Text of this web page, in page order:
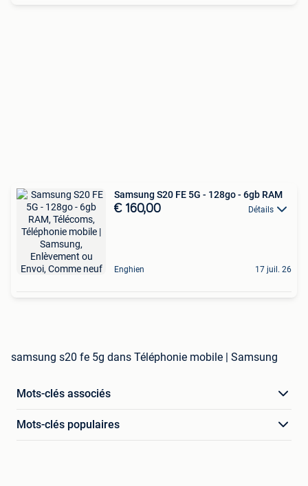
Samsung S20 FE 5G - 128go - 6gb RAM
€ 160,00 Détails
Enghien 17 juil. 26
samsung s20 fe 5g dans Téléphonie mobile | Samsung
Mots-clés associés
Mots-clés populaires